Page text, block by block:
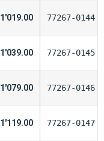
1'019.00 77267-0144
1'039.00 77267-0145
1'079.00 77267-0146
1'119.00 77267-0147